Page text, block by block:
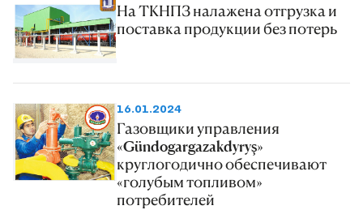
На ТКНПЗ налажена отгрузка и
поставка продукции без потерь
16.01.2024
Газовщики управления
«Gündogargazakdyryş»
круглогодично обеспечивают
«голубым топливом»
потребителей